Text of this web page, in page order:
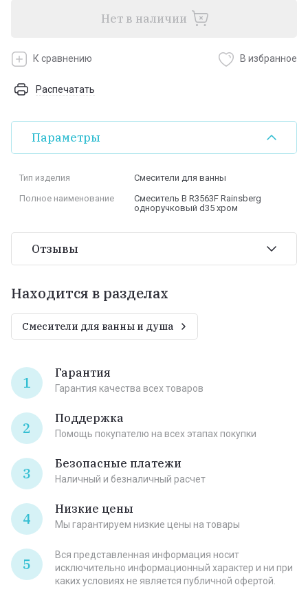
Нет в наличии
К сравнению В избранное
Распечатать
Параметры
Тип изделия
Смесители для ванны
Полное наименование
Смеситель В R3563F Rainsberg
одноручковый d35 хром
Отзывы
Находится в разделах
Смесители для ванны и душа
1
Гарантия
Гарантия качества всех товаров
2
Поддержка
Помощь покупателю на всех этапах покупки
3
Безопасные платежи
Наличный и безналичный расчет
4
Низкие цены
Мы гарантируем низкие цены на товары
5
Вся представленная информация носит
исключительно информационный характер и ни при
каких условиях не является публичной офертой.